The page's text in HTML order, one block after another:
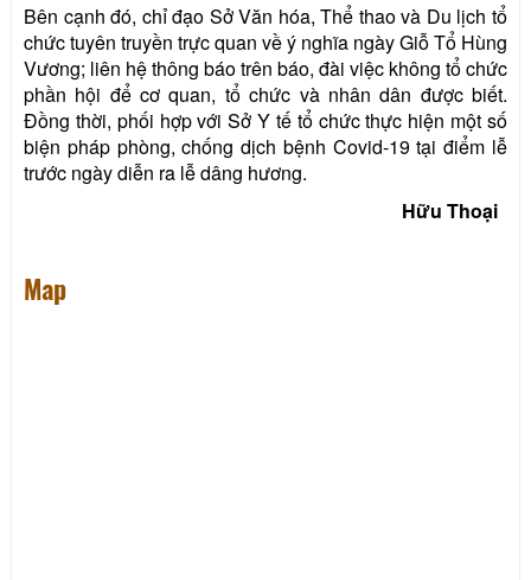
Bên cạnh đó, chỉ đạo Sở Văn hóa, Thể thao và Du lịch tổ
chức tuyên truyền trực quan về ý nghĩa ngày Giỗ Tổ Hùng
Vương; liên hệ thông báo trên báo, đài việc không tổ chức
phần hội để cơ quan, tổ chức và nhân dân được biết.
Đồng thời, phối hợp với Sở Y tế tổ chức thực hiện một số
biện pháp phòng, chống dịch bệnh Covid-19 tại điểm lễ
trước ngày diễn ra lễ dâng hương.
Hữu Thoại
Map